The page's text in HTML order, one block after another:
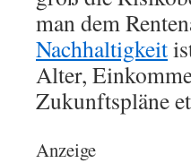
man dem
Nachhaltigkeit
Alter,
Zukunftspläne
Anzeige